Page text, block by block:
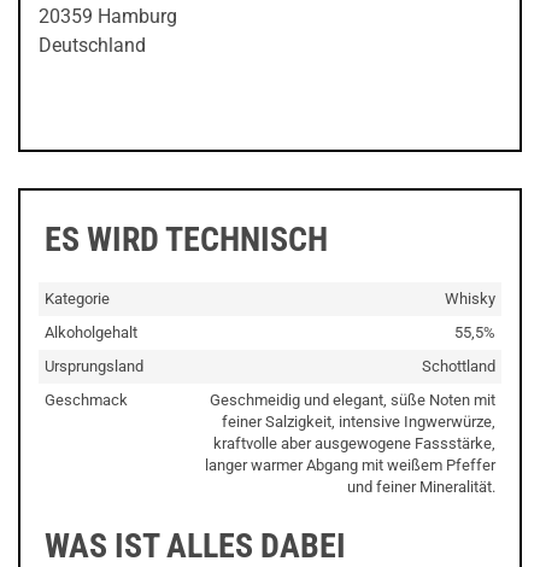
20359 Hamburg
Deutschland
ES WIRD TECHNISCH
Kategorie
Whisky
Alkoholgehalt
55,5%
Ursprungsland
Schottland
Geschmack
Geschmeidig und elegant, süße Noten mit
feiner Salzigkeit, intensive Ingwerwürze,
kraftvolle aber ausgewogene Fassstärke,
langer warmer Abgang mit weißem Pfeffer
und feiner Mineralität.
WAS IST ALLES DABEI